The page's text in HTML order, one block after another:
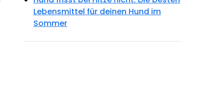
Lebensmittel für deinen Hund im
Sommer